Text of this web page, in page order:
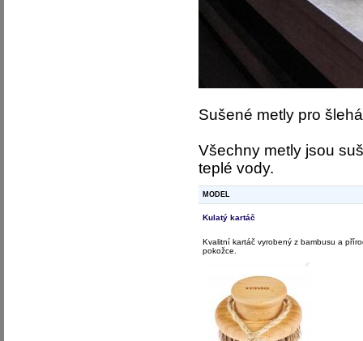
Sušené metly pro
Všechny metly jsou
teplé vody.
MODEL
Kulatý kartáč
Kvalitní kartáč vyrobený z bambusu a
pokožce.